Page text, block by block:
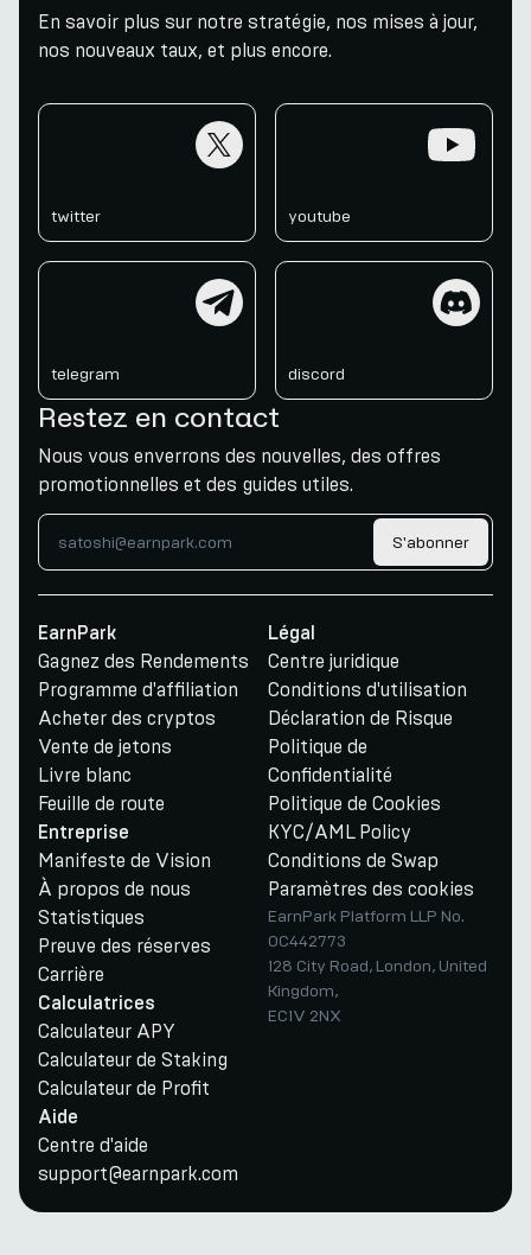
En savoir plus sur notre stratégie, nos mises à jour,
nos nouveaux taux, et plus encore.
twitter youtube
telegram discord
Restez en contact
Nous vous enverrons des nouvelles, des offres
promotionnelles et des guides utiles.
S'abonner
EarnPark
Gagnez des Rendements
Programme d'affiliation
Acheter des cryptos
Vente de jetons
Livre blanc
Feuille de route
Entreprise
Manifeste de Vision
À propos de nous
Statistiques
Preuve des réserves
Carrière
Calculatrices
Calculateur APY
Calculateur de Staking
Calculateur de Profit
Aide
Centre d'aide
support@earnpark.com
Légal
Centre juridique
Conditions d'utilisation
Déclaration de Risque
Politique de
Confidentialité
Politique de Cookies
KYC/AML Policy
Conditions de Swap
Paramètres des cookies
EarnPark Platform LLP No.
OC442773
128 City Road, London, United
Kingdom,
EC1V 2NX